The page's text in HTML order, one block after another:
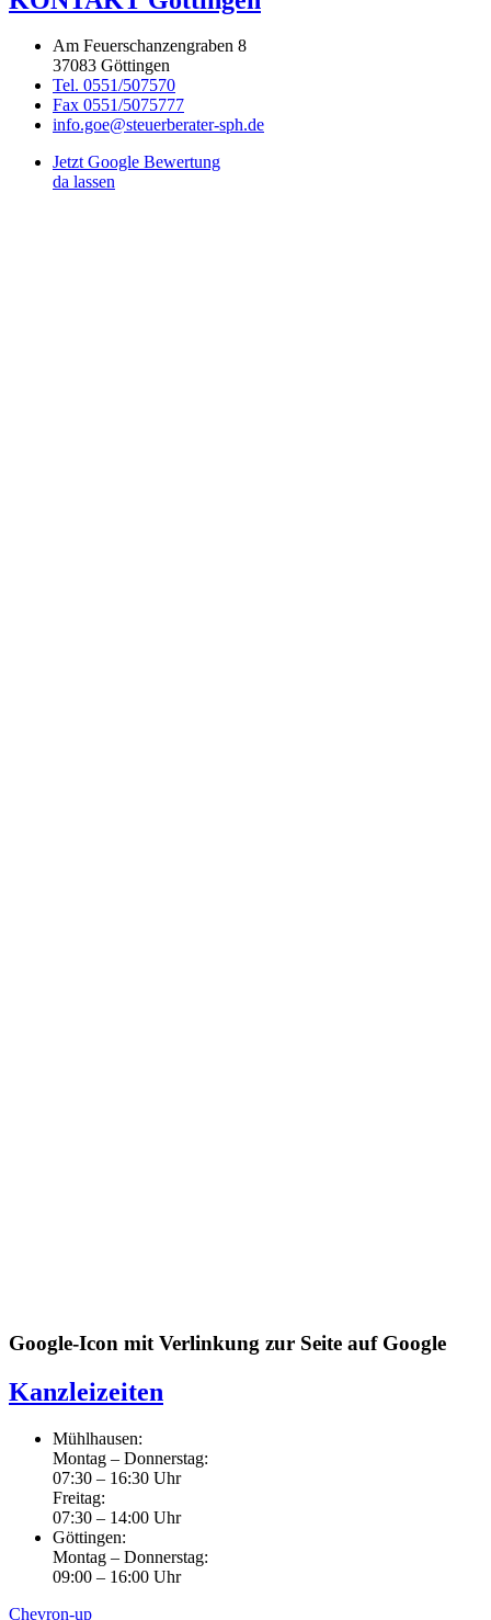
Am Feuerschanzengraben 8
37083 Göttingen
Tel. 0551/507570
Fax 0551/5075777
info.goe@steuerberater-sph.de
Jetzt Google Bewertung
da lassen
Google-Icon mit Verlinkung zur Seite auf Google
Kanzleizeiten
Mühlhausen:
Montag – Donnerstag:
07:30 – 16:30 Uhr
Freitag:
07:30 – 14:00 Uhr
Göttingen:
Montag – Donnerstag:
09:00 – 16:00 Uhr
Chevron-up